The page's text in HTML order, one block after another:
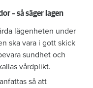
– så säger lagen
lägenheten under
ska vara i gott skick
sundhet och
vårdplikt.
så att